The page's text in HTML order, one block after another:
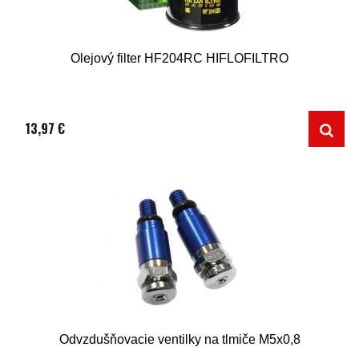
Olejový filter HF204RC HIFLOFILTRO
13,97 €
Odvzdušňovacie ventilky na tlmiče M5x0,8